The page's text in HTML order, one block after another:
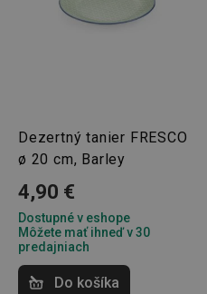
Dezertný tanier FRESCO
ø 20 cm, Barley
4,90 €
Dostupné v eshope
Môžete mať ihneď v 30
predajniach
Do košíka